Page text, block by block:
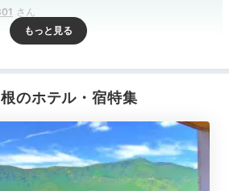
に川が見えるベランダテラスがあり、景
のホテル・宿特集